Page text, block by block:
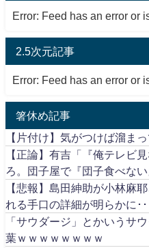
Error: Feed has an error or
2.5次元記事
Error: Feed has an error or
箸休め記事
【片付け】気がつけば溜ま
【正論】有吉「『俺テレビ
ろ。団子屋で『団子食べない
【悲報】島田紳助が小林麻
れる手口の詳細が明らかに･･
「サウダージ」とかいうサ
葉ｗｗｗｗｗｗｗｗ